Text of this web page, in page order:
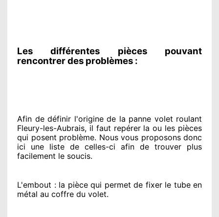
Les différentes pièces pouvant
rencontrer des problèmes :
Afin de définir l'originede la panne volet roulant
Fleury-les-Aubrais, il faut repérerla ou les pièces
qui posent problème. Nous vous proposonsdonc
ici une liste de celles-ci afin de trouver plus
facilement le soucis.
L'embout : la pièce qui permet de fixer le tube en
métal au coffre du volet.